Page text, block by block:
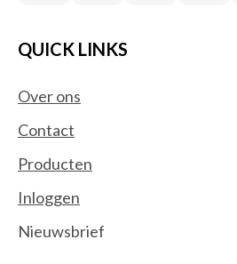
QUICK LINKS
Over ons
Contact
Producten
Inloggen
Nieuwsbrief